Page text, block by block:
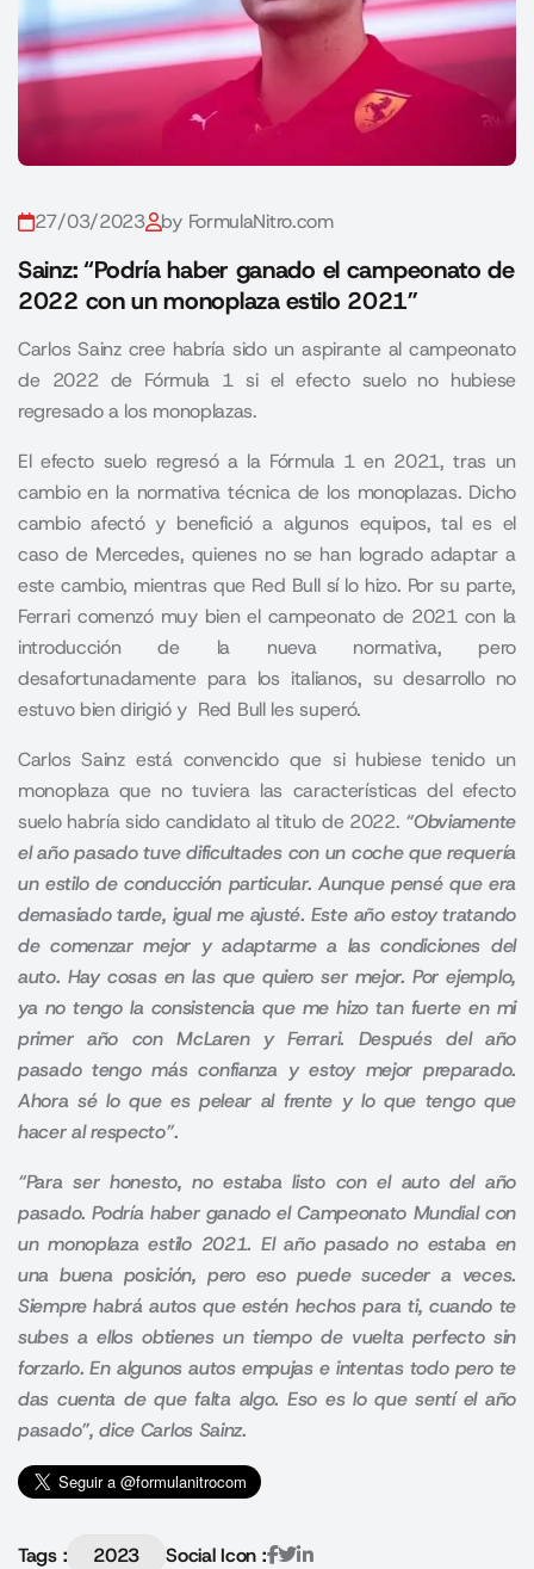
27/03/2023 by FormulaNitro.com
Sainz: “Podría haber ganado el campeonato de
2022 con un monoplaza estilo 2021”
Carlos Sainz cree habría sido un aspirante al campeonato
de 2022 de Fórmula 1 si el efecto suelo no hubiese
regresado a los monoplazas.
El efecto suelo regresó a la Fórmula 1 en 2021, tras un
cambio en la normativa técnica de los monoplazas. Dicho
cambio afectó y benefició a algunos equipos, tal es el
caso de Mercedes, quienes no se han logrado adaptar a
este cambio, mientras que Red Bull sí lo hizo. Por su parte,
Ferrari comenzó muy bien el campeonato de 2021 con la
introducción de la nueva normativa, pero
desafortunadamente para los italianos, su desarrollo no
estuvo bien dirigió y Red Bull les superó.
Carlos Sainz está convencido que si hubiese tenido un
monoplaza que no tuviera las características del efecto
suelo habría sido candidato al titulo de 2022. “Obviamente
el año pasado tuve dificultades con un coche que requería
un estilo de conducción particular. Aunque pensé que era
demasiado tarde, igual me ajusté. Este año estoy tratando
de comenzar mejor y adaptarme a las condiciones del
auto. Hay cosas en las que quiero ser mejor. Por ejemplo,
ya no tengo la consistencia que me hizo tan fuerte en mi
primer año con McLaren y Ferrari. Después del año
pasado tengo más confianza y estoy mejor preparado.
Ahora sé lo que es pelear al frente y lo que tengo que
hacer al respecto”.
“Para ser honesto, no estaba listo con el auto del año
pasado. Podría haber ganado el Campeonato Mundial con
un monoplaza estilo 2021. El año pasado no estaba en
una buena posición, pero eso puede suceder a veces.
Siempre habrá autos que estén hechos para ti, cuando te
subes a ellos obtienes un tiempo de vuelta perfecto sin
forzarlo. En algunos autos empujas e intentas todo pero te
das cuenta de que falta algo. Eso es lo que sentí el año
pasado”, dice Carlos Sainz.
Tags : 2023 Social Icon :